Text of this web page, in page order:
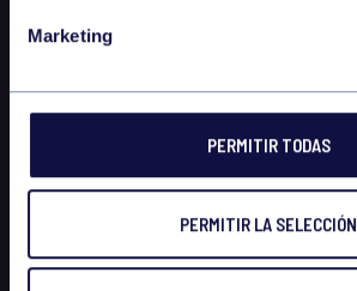
Marketing
PERMITIR TODAS
PERMITIR LA SELECCIÓN